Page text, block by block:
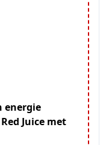
energie
Juice met